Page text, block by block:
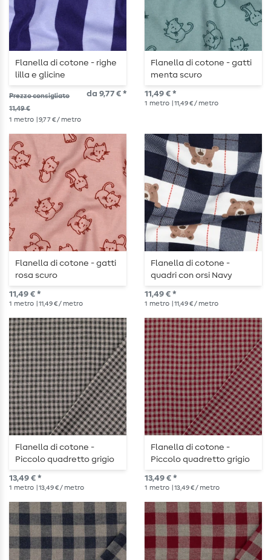
Flanella di cotone - righe
lilla e glicine
Prezzo consigliato
11,49 €
da 9,77 € *
1 metro | 9,77 € / metro
Flanella di cotone - gatti
menta scuro
11,49 € *
1 metro | 11,49 € / metro
Flanella di cotone - gatti
rosa scuro
11,49 € *
1 metro | 11,49 € / metro
Flanella di cotone -
quadri con orsi Navy
11,49 € *
1 metro | 11,49 € / metro
Flanella di cotone -
Piccolo quadretto grigio
antracite
13,49 € *
1 metro | 13,49 € / metro
Flanella di cotone -
Piccolo quadretto grigio
rosso
13,49 € *
1 metro | 13,49 € / metro